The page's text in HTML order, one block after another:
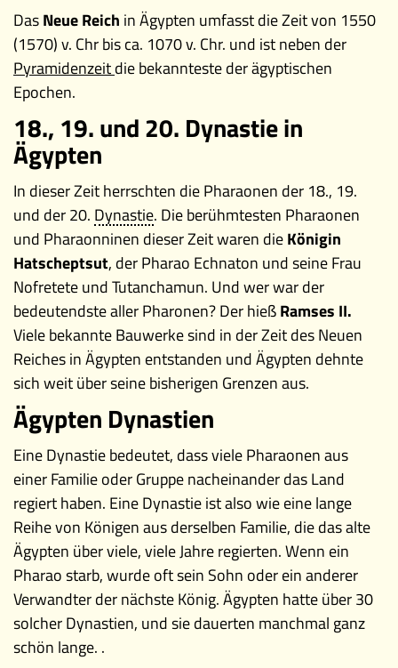
Museen
DasNeue Reich in Ägypten umfasst die Zeit von 1550
(1570) v. Chr bis ca. 1070 v. Chr. und ist neben der
Pyramidenzeitdie bekannteste der ägyptischen
Epochen.
18., 19. und 20. Dynastie in
Ägypten
In dieser Zeit herrschten die Pharaonen der 18., 19.
und der 20. Dynastie. Die berühmtesten Pharaonen
und Pharaonninen dieser Zeit waren dieKönigin
Hatscheptsut, der Pharao Echnaton und seine Frau
Nofretete und Tutanchamun. Und wer war der
bedeutendste aller Pharonen? Der hießRamses II.
Viele bekannte Bauwerke sind in der Zeit des Neuen
Reiches in Ägypten entstanden und Ägypten dehnte
sich weit über seine bisherigen Grenzen aus.
Ägypten Dynastien
Eine Dynastie bedeutet, dass viele Pharaonen aus
einer Familie oder Gruppe nacheinander das Land
regiert haben. Eine Dynastie ist also wie eine lange
Reihe von Königen aus derselben Familie, die das alte
Ägypten über viele, viele Jahre regierten. Wenn ein
Pharao starb, wurde oft sein Sohn oder ein anderer
Verwandter der nächste König. Ägypten hatte über 30
solcher Dynastien, und sie dauerten manchmal ganz
schön lange. .